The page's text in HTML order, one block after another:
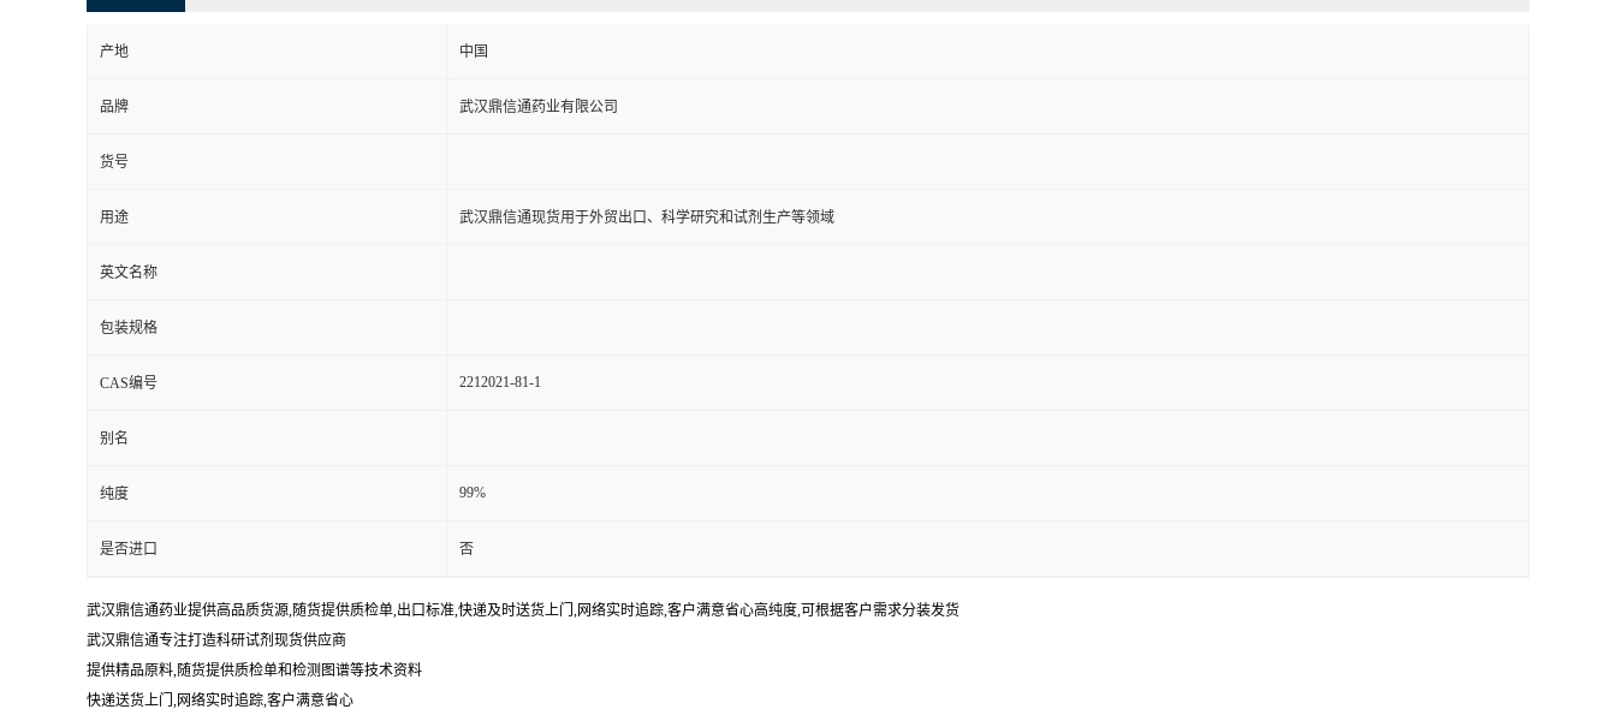
产地 中国
品牌 武汉鼎信通药业有限公司
货号
用途 武汉鼎信通现货用于外贸出口、科学研究和试剂生产等领域
英文名称
包装规格
CAS编号 2212021-81-1
别名
纯度 99%
是否进口 否
武汉鼎信通药业提供高品质货源,随货提供质检单,出口标准,快递及时送货上门,网络实时追踪,客户满意省心高纯度,可根据客户需求分装发货
武汉鼎信通专注打造科研试剂现货供应商
提供精品原料,随货提供质检单和检测图谱等技术资料
快递送货上门,网络实时追踪,客户满意省心